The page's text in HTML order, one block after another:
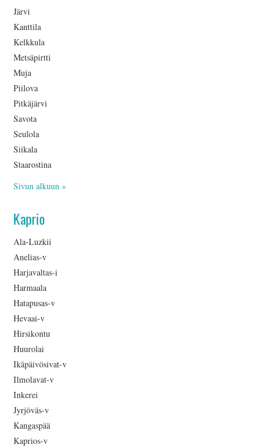
Järvi
Kanttila
Kelkkula
Metsäpirtti
Muja
Piilova
Pitkäjärvi
Savota
Seulola
Siikala
Staarostina
Sivun alkuun »
Kaprio
Ala-Luzkii
Anelias-v
Harjavaltas-i
Harmaala
Hatapusas-v
Hevaai-v
Hirsikontu
Huurolai
Ikäpäivösivat-v
Ilmolavat-v
Inkerei
Jyrjöväs-v
Kangaspää
Kaprios-v